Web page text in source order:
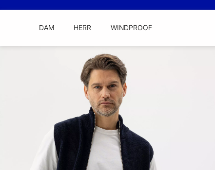
DAM HERR WINDPROOF